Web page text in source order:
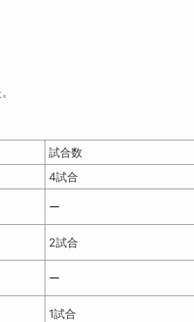
試合数
4試合
ー
2試合
ー
1試合